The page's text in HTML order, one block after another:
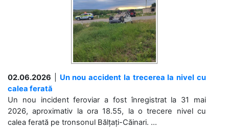
02.06.2026
Un nou accident la trecerea la nivel cu
calea ferată
Un nou incident feroviar a fost înregistrat la 31 mai
2026, aproximativ la ora 18.55, la o trecere nivel cu
calea ferată pe tronsonul Bălțați-Căinari. ...